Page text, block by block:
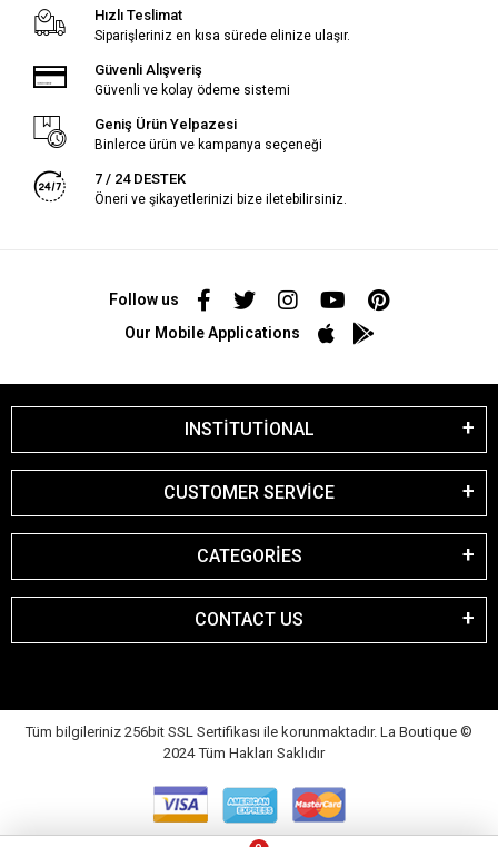
Hızlı Teslimat
Siparişleriniz en kısa sürede elinize ulaşır.
Güvenli Alışveriş
Güvenli ve kolay ödeme sistemi
Geniş Ürün Yelpazesi
Binlerce ürün ve kampanya seçeneği
7 / 24 DESTEK
Öneri ve şikayetlerinizi bize iletebilirsiniz.
Follow us
Our Mobile Applications
INSTİTUTİONAL
CUSTOMER SERVİCE
CATEGORİES
CONTACT US
Tüm bilgileriniz 256bit SSL Sertifikası ile korunmaktadır. La Boutique ©
2024 Tüm Hakları Saklıdır